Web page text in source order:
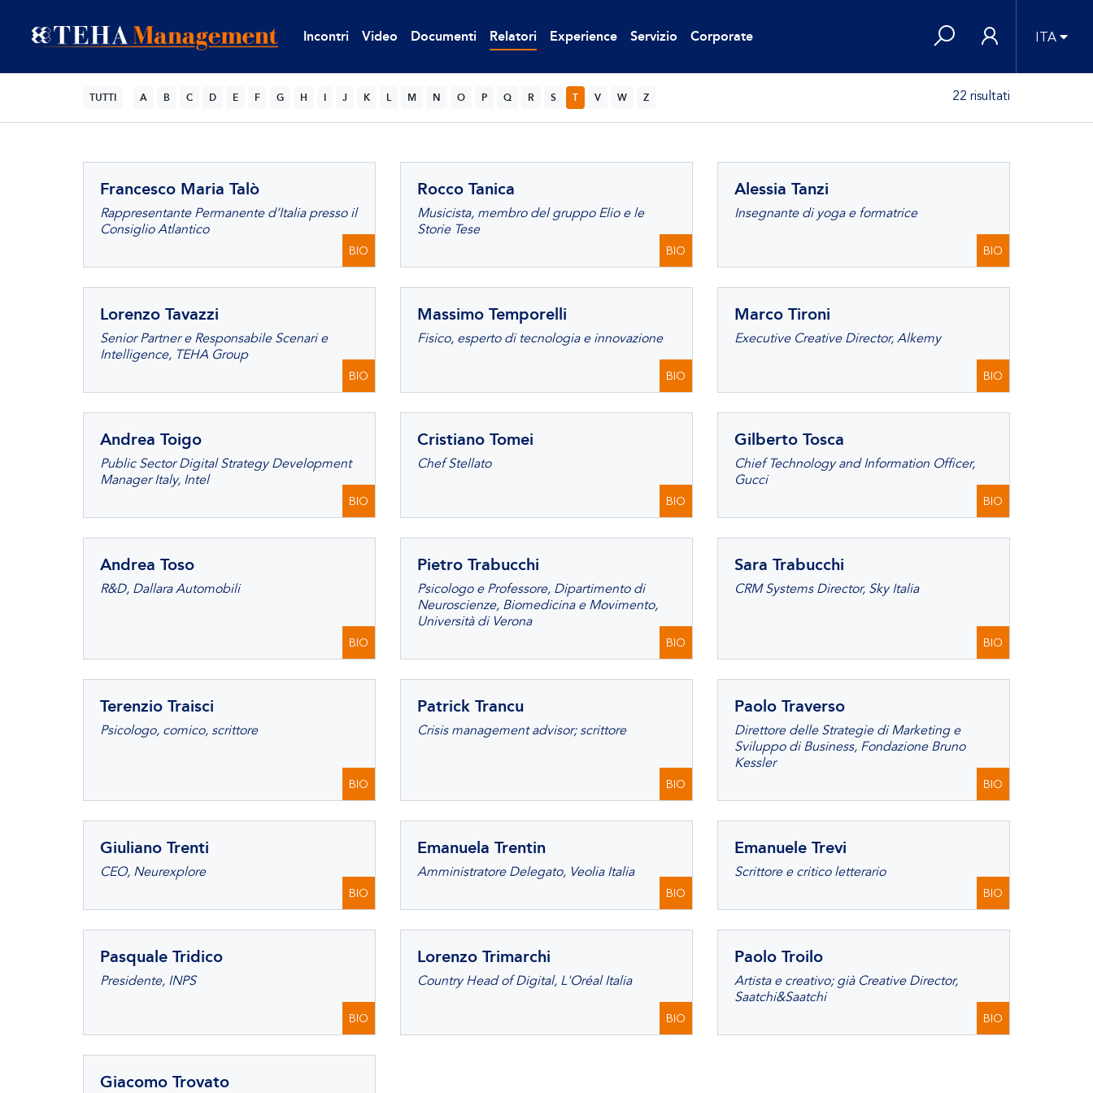
Incontri Video Documenti Relatori Experience Servizio Corporate ITA
TUTTI A B C D E F G H J K L M N O P Q R S T V W Z 22 risultati
Francesco Maria Talò
Rappresentante Permanente d’Italia presso il
Consiglio Atlantico
BIO
Rocco Tanica
Musicista, membro del gruppo Elio e le
Storie Tese
BIO
Alessia Tanzi
Insegnante di yoga e formatrice
BIO
Lorenzo Tavazzi
Senior Partner e Responsabile Scenari e
Intelligence, TEHA Group
BIO
Massimo Temporelli
Fisico, esperto di tecnologia e innovazione
BIO
Marco Tironi
Executive Creative Director, Alkemy
BIO
Andrea Toigo
Public Sector Digital Strategy Development
Manager Italy, Intel
BIO
Cristiano Tomei
Chef Stellato
BIO
Gilberto Tosca
Chief Technology and Information Officer,
Gucci
BIO
Andrea Toso
R&D, Dallara Automobili
BIO
Pietro Trabucchi
Psicologo e Professore, Dipartimento di
Neuroscienze, Biomedicina e Movimento,
Università di Verona
BIO
Sara Trabucchi
CRM Systems Director, Sky Italia
BIO
Terenzio Traisci
Psicologo, comico, scrittore
BIO
Patrick Trancu
Crisis management advisor; scrittore
BIO
Paolo Traverso
Direttore delle Strategie di Marketing e
Sviluppo di Business, Fondazione Bruno
Kessler
BIO
Giuliano Trenti
CEO, Neurexplore
BIO
Emanuela Trentin
Amministratore Delegato, Veolia Italia
BIO
Emanuele Trevi
Scrittore e critico letterario
BIO
Pasquale Tridico
Presidente, INPS
BIO
Lorenzo Trimarchi
Country Head of Digital, L'Oréal Italia
BIO
Paolo Troilo
Artista e creativo; già Creative Director,
Saatchi&Saatchi
BIO
Giacomo Trovato